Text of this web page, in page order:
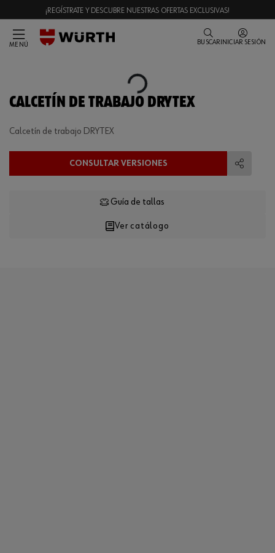
¡REGÍSTRATE Y DESCUBRE NUESTRAS OFERTAS EXCLUSIVAS!
MENÚ BUSCAR INICIAR SESIÓN
Loading...
CALCETÍN DE TRABAJO DRYTEX
Calcetín de trabajo DRYTEX
CONSULTAR VERSIONES
Ver catálogo
Guía de tallas